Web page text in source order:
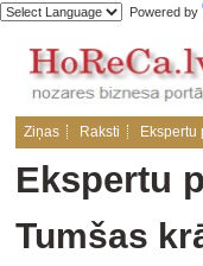
Powered by
Ziņas Raksti Ekspertu
Ekspertu
Tumšas